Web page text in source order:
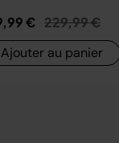
€ Prix réduit de
229,99 €au
Ajouter au panier